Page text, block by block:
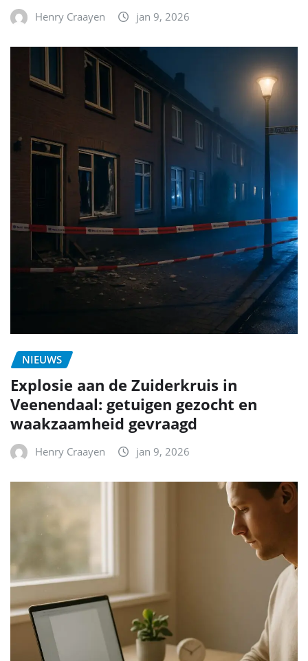
Henry Craayen jan 9, 2026
NIEUWS
Explosie aan de Zuiderkruis in
Veenendaal: getuigen gezocht en
waakzaamheid gevraagd
Henry Craayen jan 9, 2026